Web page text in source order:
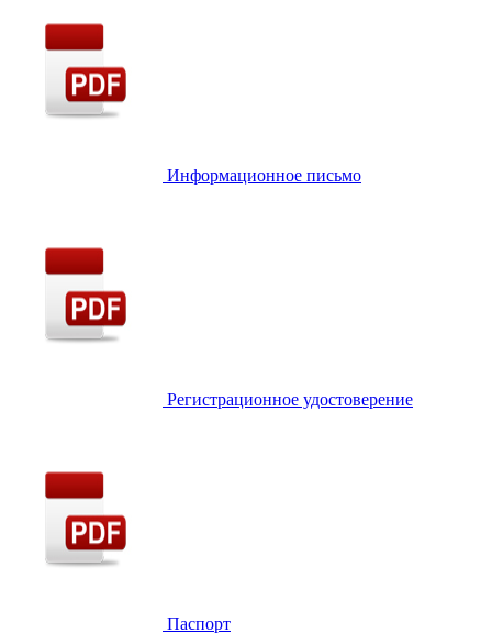
Информационное письмо
Регистрационное удостоверение
Паспорт